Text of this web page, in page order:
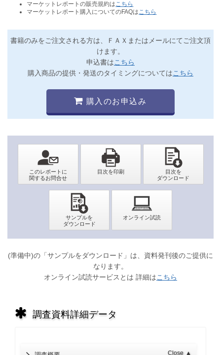
マーケットレポートの販売規約は こちら
マーケットレポート購入についてのFAQは こちら
書籍のみをご注文される方は、ＦＡＸまたはメールにてご注文頂
けます。
申込書はこちら
購入商品の提供・発送のタイミングについてはこちら
購入のお申込み
(準備中)の「サンプルをダウンロード」は、資料発刊後のご提供に
なります。
オンライン試読サービスとは 詳細はこちら
調査資料詳細データ
Close ▲